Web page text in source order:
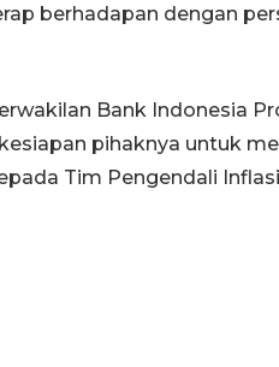
berhadapan dengan
Bank Indonesia
pihaknya untuk
Tim Pengendali